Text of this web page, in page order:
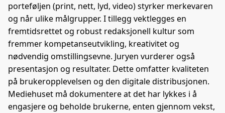
porteføljen (print, nett, lyd, video) styrker merkevaren
og når ulike målgrupper. I tillegg vektlegges en
fremtidsrettet og robust redaksjonell kultur som
fremmer kompetanseutvikling, kreativitet og
nødvendig omstillingsevne. Juryen vurderer også
presentasjon og resultater. Dette omfatter kvaliteten
på brukeropplevelsen og den digitale distribusjonen.
Mediehuset må dokumentere at det har lykkes i å
engasjere og beholde brukerne, enten gjennom vekst,